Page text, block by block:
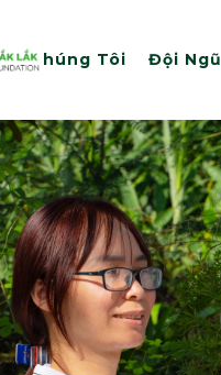
Về Chúng Tôi Đội Ngũ